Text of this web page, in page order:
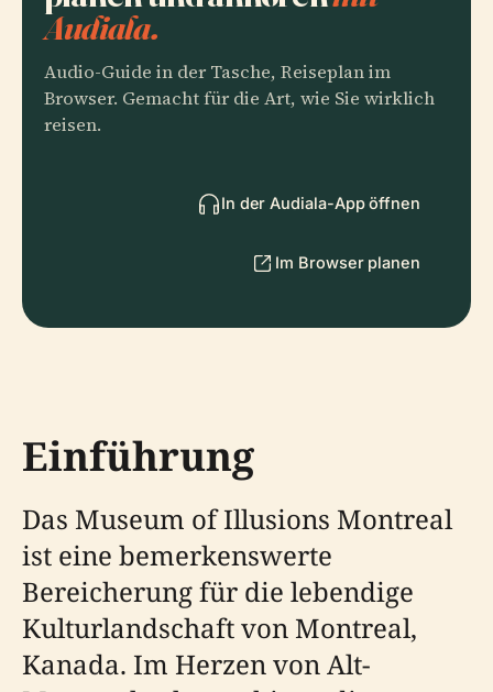
Audiala.
Audio-Guide in der Tasche, Reiseplan im
Browser. Gemacht für die Art, wie Sie wirklich
reisen.
In der Audiala-App öffnen
Im Browser planen
Einführung
Das Museum of Illusions Montreal
ist eine bemerkenswerte
Bereicherung für die lebendige
Kulturlandschaft von Montreal,
Kanada. Im Herzen von Alt-